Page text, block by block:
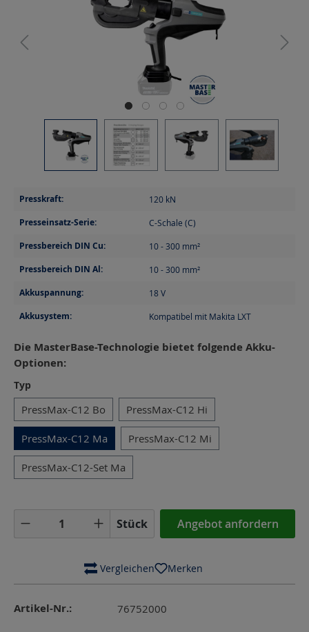
Presskraft: 120 kN
Presseinsatz-Serie: C-Schale (C)
Pressbereich DIN Cu: 10 - 300 mm²
Pressbereich DIN Al: 10 - 300 mm²
Akkuspannung: 18 V
Akkusystem: Kompatibel mit Makita LXT
Die MasterBase-Technologie bietet folgende Akku-
Optionen:
Typ
PressMax-C12 Bo PressMax-C12 Hi
PressMax-C12 Ma PressMax-C12 Mi
PressMax-C12-Set Ma
Produkt Anzahl: Gib den gewünschten
Stück Angebot anfordern
Vergleichen Merken
Artikel-Nr.: 76752000